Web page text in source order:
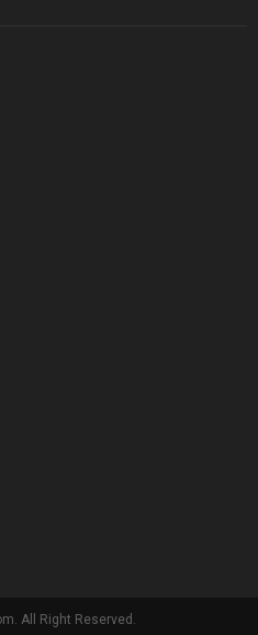
All Right Reserved.